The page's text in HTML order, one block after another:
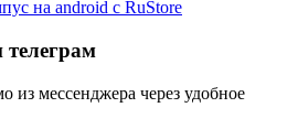
телеграм
из мессенджера через удобное